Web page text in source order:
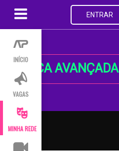
INÍCIO
VAGAS
MINHA REDE
ENTRAR
BUSCA AVANÇADA